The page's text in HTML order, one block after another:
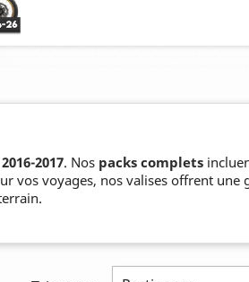
2017. Nos packs complets
vos voyages, nos valises offrent une